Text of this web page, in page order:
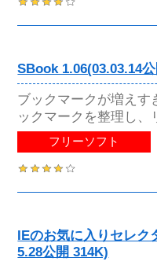
SBook 1.06(03.03.14
ブックマークが増えす
ックマークを整理し
フリーソフト
IEのお気に入りセレ
5.28公開 314K)